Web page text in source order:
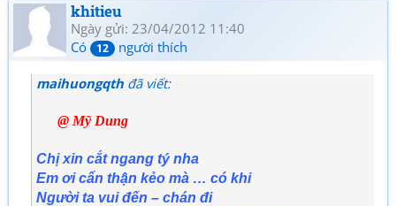
khitieu
Ngày gửi: 23/04/2012 11:40
Có
12 người thích
maihuongqth đã viết:
@ Mỹ Dung
Chị xin cắt ngang tý nha
Em ơi cẩn thận kẻo mà … có khi
Người ta vui đến – chán đi